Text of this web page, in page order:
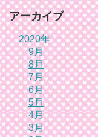
アーカイブ
2020年
9月
8月
7月
6月
5月
4月
3月